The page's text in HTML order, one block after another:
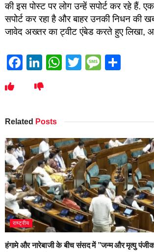
की इस पोस्ट पर लोग उन्हें सपोर्ट कर रहे हैं.
सपोर्ट कर रहा है और बाहर उनकी निधन की
जावेद अख्तर का ट्वीट एंबेड करते हुए
Facebook
LinkedIn
WhatsApp
Twitter
Related Posts
राष्ट्रीय
हंगामे और नारेबाजी के बीच संसद में ”जन्म और मृत्यु